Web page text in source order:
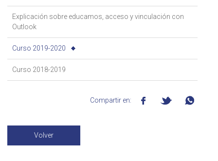
Explicación sobre educamos, acceso y vinculación con
Outlook
Curso 2019-2020
Curso 2018-2019
Compartir en:
Volver